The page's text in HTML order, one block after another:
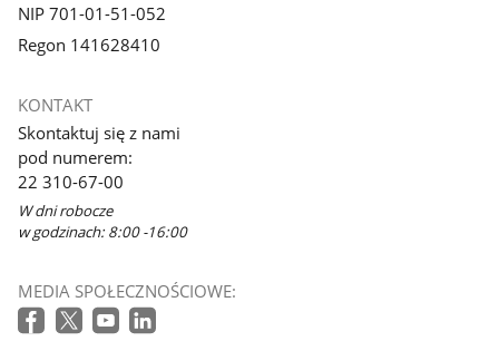
NIP 701-01-51-052
Regon 141628410
KONTAKT
Skontaktuj się z nami
pod numerem:
22 310-67-00
W dni robocze
w godzinach: 8:00 -16:00
MEDIA SPOŁECZNOŚCIOWE: